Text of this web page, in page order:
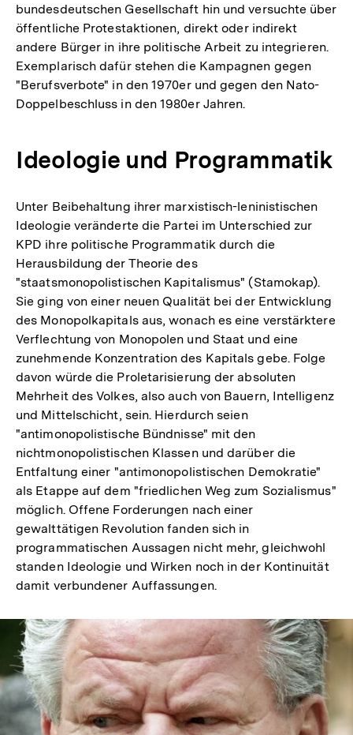
bundesdeutschen Gesellschaft hin und versuchte über
öffentliche Protestaktionen, direkt oder indirekt
andere Bürger in ihre politische Arbeit zu integrieren.
Exemplarisch dafür stehen die Kampagnen gegen
"Berufsverbote" in den 1970er und gegen den Nato-
Doppelbeschluss in den 1980er Jahren.
Ideologie und Programmatik
Unter Beibehaltung ihrer marxistisch-leninistischen
Ideologie veränderte die Partei im Unterschied zur
KPD ihre politische Programmatik durch die
Herausbildung der Theorie des
"staatsmonopolistischen Kapitalismus" (Stamokap).
Sie ging von einer neuen Qualität bei der Entwicklung
des Monopolkapitals aus, wonach es eine verstärktere
Verflechtung von Monopolen und Staat und eine
zunehmende Konzentration des Kapitals gebe. Folge
davon würde die Proletarisierung der absoluten
Mehrheit des Volkes, also auch von Bauern, Intelligenz
und Mittelschicht, sein. Hierdurch seien
"antimonopolistische Bündnisse" mit den
nichtmonopolistischen Klassen und darüber die
Entfaltung einer "antimonopolistischen Demokratie"
als Etappe auf dem "friedlichen Weg zum Sozialismus"
möglich. Offene Forderungen nach einer
gewalttätigen Revolution fanden sich in
programmatischen Aussagen nicht mehr, gleichwohl
standen Ideologie und Wirken noch in der Kontinuität
damit verbundener Auffassungen.